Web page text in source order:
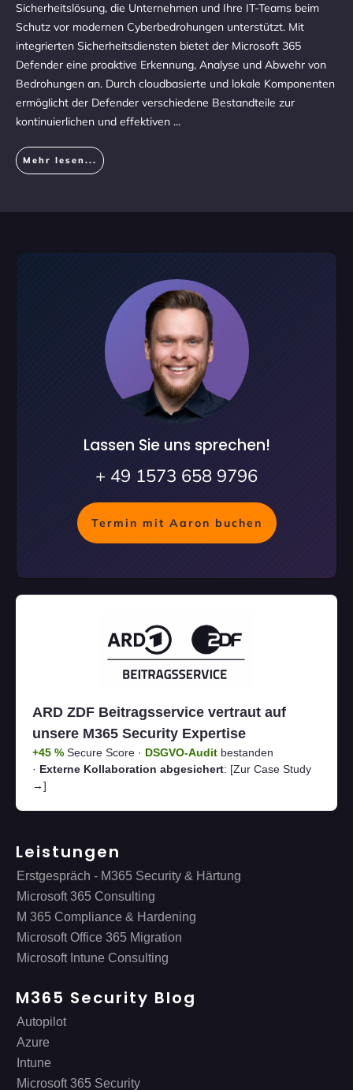
Sicherheitslösung, die Unternehmen und Ihre IT-Teams beim
Schutz vor modernen Cyberbedrohungen unterstützt. Mit
integrierten Sicherheitsdiensten bietet der Microsoft 365
Defender eine proaktive Erkennung, Analyse und Abwehr von
Bedrohungen an. Durch cloudbasierte und lokale Komponenten
ermöglicht der Defender verschiedene Bestandteile zur
kontinuierlichen und effektiven ...
Mehr lesen...
Lassen Sie uns sprechen!
+ 49 1573 658 9796
Termin mit Aaron buchen
ARD ZDF Beitragsservice vertraut auf
unsere M365 Security Expertise
+45 % Secure Score · DSGVO-Audit bestanden
· Externe Kollaboration abgesichert: [Zur Case Study
→]
Leistungen
Erstgespräch - M365 Security & Härtung
Microsoft 365 Consulting
M 365 Compliance & Hardening
Microsoft Office 365 Migration
Microsoft Intune Consulting
M365 Security Blog
Autopilot
Azure
Intune
Microsoft 365 Security